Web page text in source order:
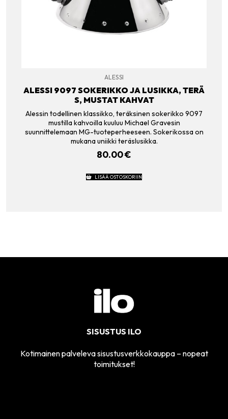
ALESSI
ALESSI 9097 SOKERIKKO JA LUSIKKA, TERÄ
S, MUSTAT KAHVAT
Alessin todellinen klassikko, teräksinen sokerikko 9097
mustilla kahvoilla kuuluu Michael Gravesin
suunnittelemaan MG-tuoteperheeseen. Sokerikossa on
mukana uniikki teräslusikka.
80.00€
LISÄÄ OSTOSKORIIN
SISUSTUS ILO
Kotimainen palveleva sisustusverkkokauppa – nopeat
toimitukset!